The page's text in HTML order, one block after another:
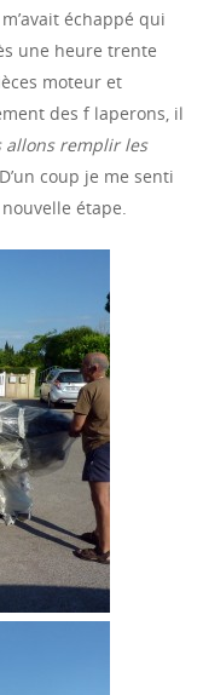
échappé qui
une heure trente
moteur et
des f laperons, il
allons remplir les
coup je me senti
étape.